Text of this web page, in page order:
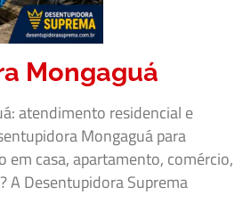
Mongaguá
atendimento residencial e
Mongaguá para
casa, apartamento, comércio,
A Desentupidora Suprema